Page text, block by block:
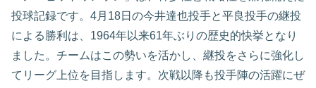
投球記録です。4月18日の今井達也投手と平良投手の継投
による勝利は、1964年以来61年ぶりの歴史的快挙となり
ました。チームはこの勢いを活かし、継投をさらに強化し
てリーグ上位を目指します。次戦以降も投手陣の活躍にぜ